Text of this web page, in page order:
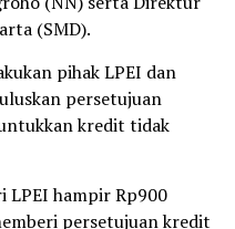
(SMD).
pihak LPEI dan
persetujuan
kredit tidak
LPEI hampir Rp900
persetujuan kredit